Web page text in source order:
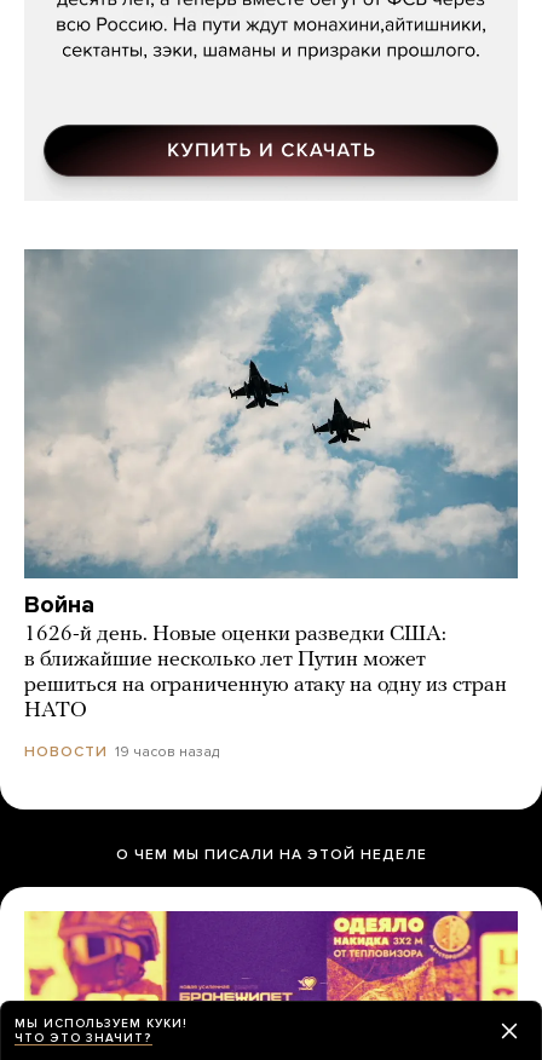
Война
1626-й день. Новые оценки разведки США:
в ближайшие несколько лет Путин может
решиться на ограниченную атаку на одну из стран
НАТО
НОВОСТИ 19 часов назад
О ЧЕМ МЫ ПИСАЛИ НА ЭТОЙ НЕДЕЛЕ
МЫ ИСПОЛЬЗУЕМ КУКИ!
ЧТО ЭТО ЗНАЧИТ?